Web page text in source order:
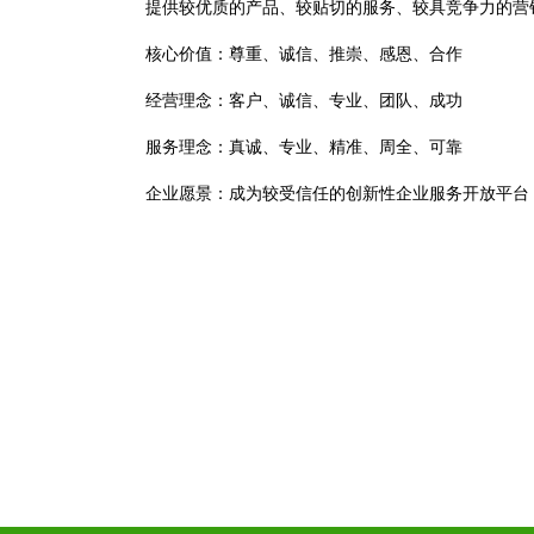
提供较优质的产品、较贴切的服务、较具竞争力的营
核心价值：尊重、诚信、推崇、感恩、合作
经营理念：客户、诚信、专业、团队、成功
服务理念：真诚、专业、精准、周全、可靠
企业愿景：成为较受信任的创新性企业服务开放平台